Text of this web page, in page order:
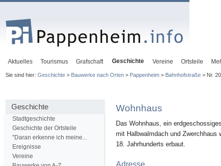
Aktuelles Tourismus Grafschaft Geschichte Vereine Ortsteile
Sie sind hier: Geschichte> Bauwerke nach Orten> Pappenheim> Bahnhofstraße> Nr.
Geschichte
Stadtgeschichte
Geschichte der Ortsteile
"Daran erkenne ich meine...
Ereignisse
Vereine
Wohnhaus
Das Wohnhaus, ein
mit Halbwalmdach und Zwerchhaus
18. Jahrhunderts erbaut.
Adresse